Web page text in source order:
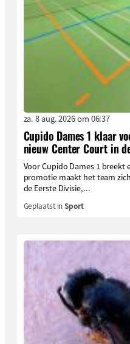
za. 8 aug. 2026 om 06:37
Cupido Dames 1 klaar
nieuw Center Court in
Voor Cupido Dames 1 breekt
promotie maakt het team
de Eerste Divisie,...
Geplaatst inSport